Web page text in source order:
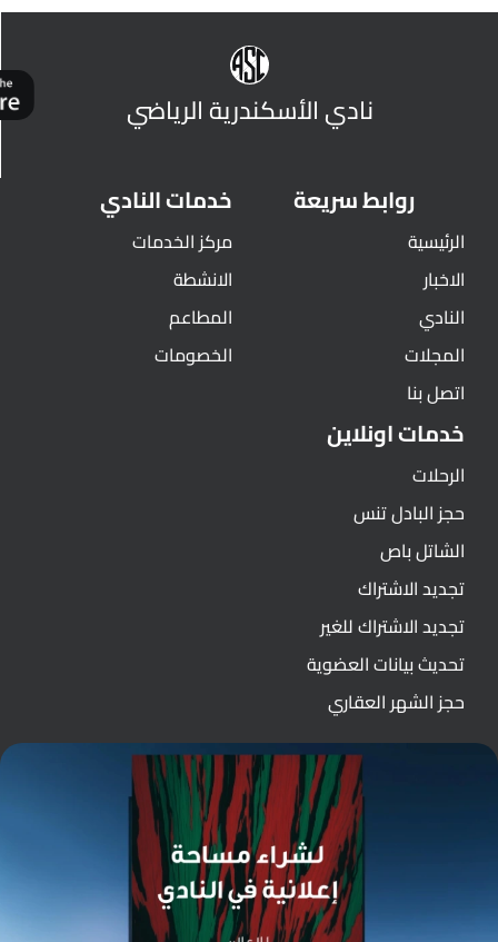
نادي الأسكندرية الرياضي
روابط سريعة
الرئيسية
الاخبار
النادي
المجلات
اتصل بنا
خدمات النادي
مركز الخدمات
الانشطة
المطاعم
الخصومات
خدمات اونلاين
الرحلات
حجز البادل تنس
الشاتل باص
تجديد الاشتراك
تجديد الاشتراك للغير
تحديث بيانات العضوية
حجز الشهر العقاري